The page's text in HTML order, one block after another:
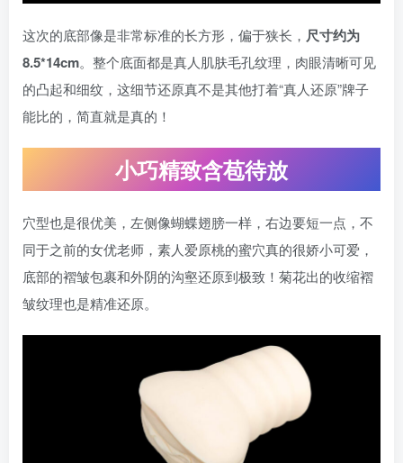
这次的底部像是非常标准的长方形，偏于狭长， 尺寸约为
8.5*14cm。整个底面都是真人肌肤毛孔纹理，肉眼清晰可见
的凸起和细纹，这细节还原真不是其他打着“真人还原”牌子
能比的，简直就是真的！
小巧精致含苞待放
穴型也是很优美，左侧像蝴蝶翅膀一样，右边要短一点，不
同于之前的女优老师，素人爱原桃的蜜穴真的很娇小可爱，
底部的褶皱包裹和外阴的沟壑还原到极致！菊花出的收缩褶
皱纹理也是精准还原。